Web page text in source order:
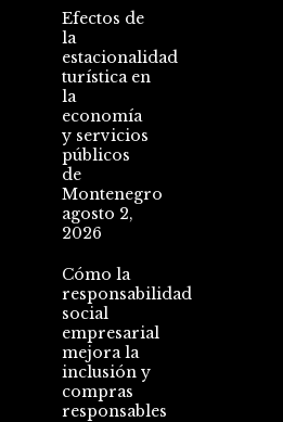
Efectos de
la
estacionalidad
turística en
la
economía
y servicios
públicos
de
Montenegro
agosto 2,
2026
Cómo la
responsabilidad
social
empresarial
mejora la
inclusión y
compras
responsables